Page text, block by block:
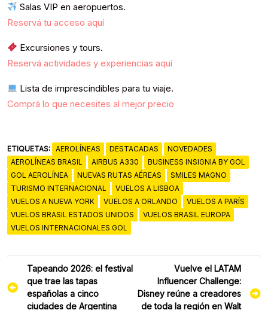
Salas VIP en aeropuertos.
Reservá tu acceso aquí
Excursiones y tours.
Reservá actividades y experiencias aquí
Lista de imprescindibles para tu viaje.
Comprá lo que necesites al mejor precio
ETIQUETAS: AEROLÍNEAS DESTACADAS
NOVEDADES
AEROLÍNEAS BRASIL
AIRBUS A330
BUSINESS INSIGNIA BY GOL
GOL AEROLÍNEA
NUEVAS RUTAS AÉREAS
SMILES MAGNO
TURISMO INTERNACIONAL
VUELOS A LISBOA
VUELOS A NUEVA YORK
VUELOS A ORLANDO
VUELOS A PARÍS
VUELOS BRASIL ESTADOS UNIDOS
VUELOS BRASIL EUROPA
VUELOS INTERNACIONALES GOL
Navegación
de
entradas
Tapeando 2026: el festival
que trae las tapas
españolas a cinco
ciudades de Argentina
Vuelve el LATAM
Influencer Challenge:
Disney reúne a creadores
de toda la región en Walt